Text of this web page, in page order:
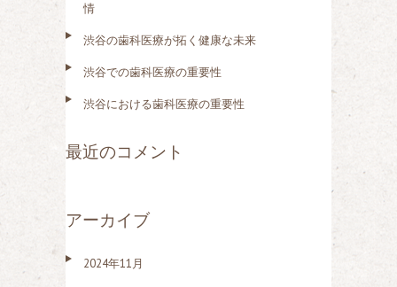
情
渋谷の歯科医療が拓く健康な未来
渋谷での歯科医療の重要性
渋谷における歯科医療の重要性
最近のコメント
アーカイブ
2024年11月